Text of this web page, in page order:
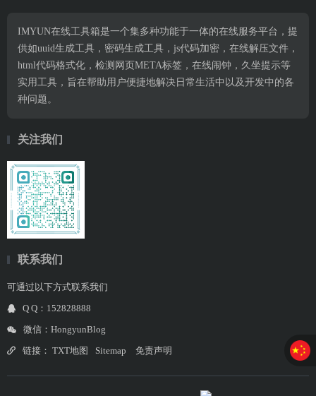
IMYUN在线工具箱是一个集多种功能于一体的在线服务平台，提
供如uuid生成工具，密码生成工具，js代码加密，在线解压文件，
html代码格式化，检测网页META标签，在线闹钟，久坐提示等
实用工具，旨在帮助用户便捷地解决日常生活中以及开发中的各
种问题。
关注我们
联系我们
可通过以下方式联系我们
Q Q：152828888
微信：HongyunBlog
链接： TXT地图 Sitemap 免责声明